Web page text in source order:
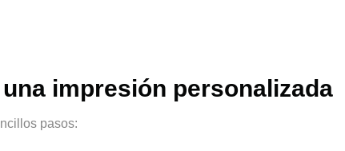
impresión personalizada
pasos: